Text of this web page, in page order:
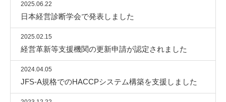
2025.06.22
日本経営診断学会で発表しました
2025.02.15
経営革新等支援機関の更新申請が認定されました
2024.04.05
JFS-A規格でのHACCPシステム構築を支援しました